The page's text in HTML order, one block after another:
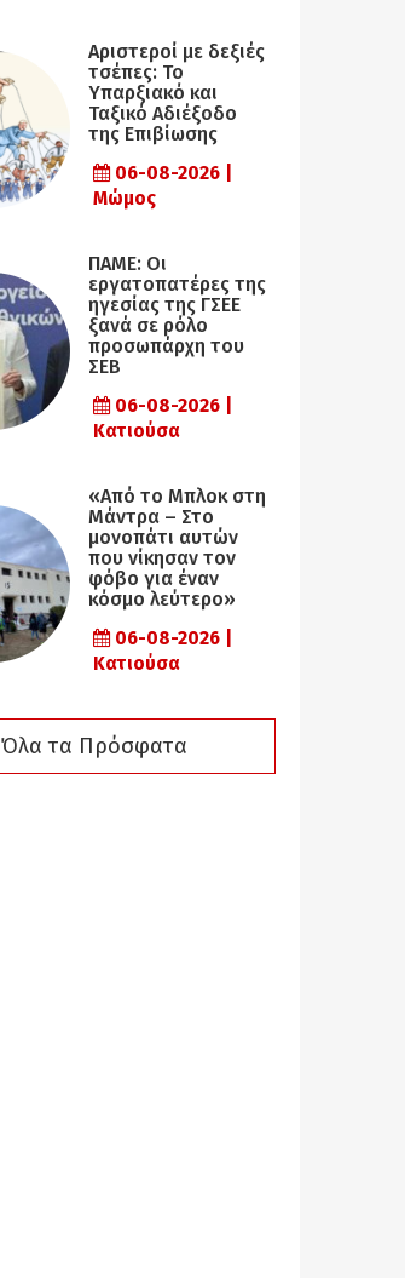
Αριστεροί με δεξιές
τσέπες: Το
Υπαρξιακό και
Ταξικό Αδιέξοδο
της Επιβίωσης
06-08-2026 |
Μώμος
ΠΑΜΕ: Οι
εργατοπατέρες της
ηγεσίας της ΓΣΕΕ
ξανά σε ρόλο
προσωπάρχη του
ΣΕΒ
06-08-2026 |
Κατιούσα
«Από το Μπλοκ στη
Μάντρα – Στο
μονοπάτι αυτών
που νίκησαν τον
φόβο για έναν
κόσμο λεύτερο»
06-08-2026 |
Κατιούσα
Όλα τα Πρόσφατα